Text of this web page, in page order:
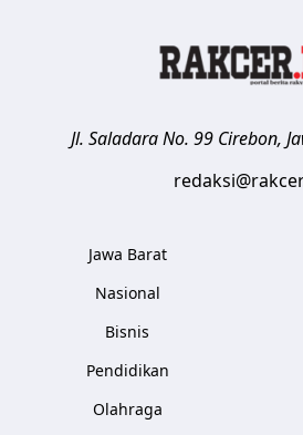
Jl. Saladara No. 99 Cirebon,
Jawa Barat
Nasional
Bisnis
Pendidikan
Olahraga